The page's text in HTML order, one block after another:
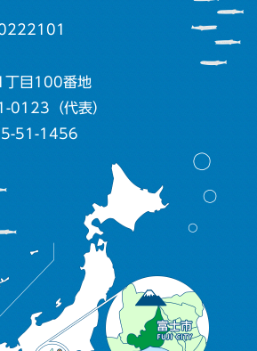
丁目100番地
0123（代表）
51-1456